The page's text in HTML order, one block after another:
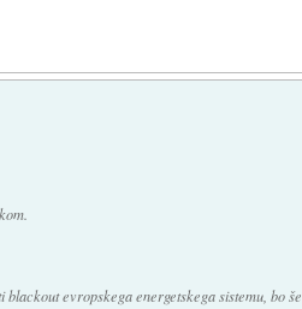
evropskega energetskega sistemu, bo še